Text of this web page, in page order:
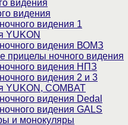
видения
видения
видения 1
YUKON
видения ВОМЗ
прицелы ночного видения
видения НПЗ
видения 2 и 3
YUKON, COMBAT
видения Dedal
видения GALS
и монокуляры